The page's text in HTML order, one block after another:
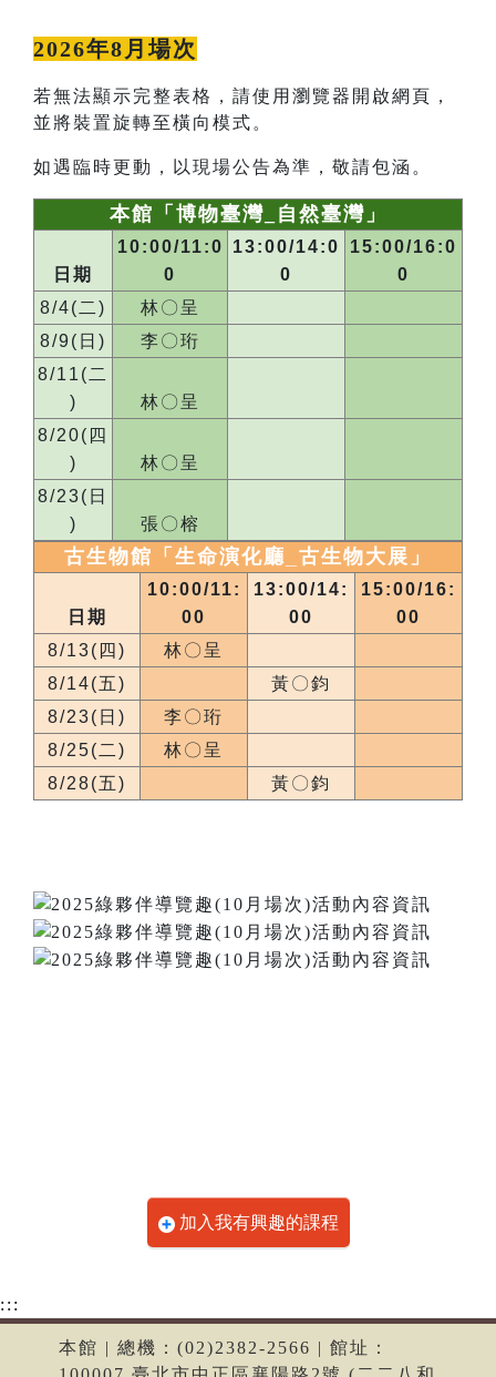
2026年8月場次
若無法顯示完整表格，請使用瀏覽器開啟網頁，
並將裝置旋轉至橫向模式。
如遇臨時更動，以現場公告為準，敬請包涵。
本館「博物臺灣_自然臺灣」
日期
10:00/11:0
0
13:00/14:0
0
15:00/16:0
0
8/4(二)
林〇呈
8/9(日)
李〇珩
8/11(二
)
林〇呈
8/20(四
)
林〇呈
8/23(日
)
張〇榕
古生物館「生命演化廳_ 古生物大展 」
日期
10:00/11:
00
13:00/14:
00
15:00/16:
00
8/13(四)
林〇呈
8/14(五)
黃〇鈞
8/23(日)
李〇珩
8/25(二)
林〇呈
8/28(五)
黃〇鈞
加入我有興趣的課程
:::
本館 | 總機：(02)2382-2566 | 館址：